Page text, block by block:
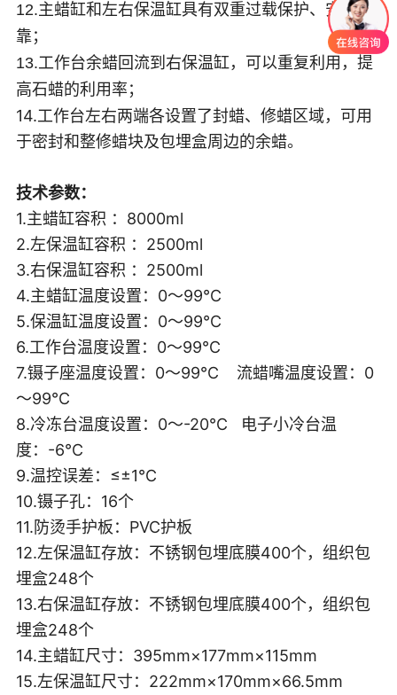
12.主蜡缸和左右保温缸具有双重过载保护、安全可
靠；
13.工作台余蜡回流到右保温缸，可以重复利用，提
高石蜡的利用率 ；
14.工作台左右两端各设置了封蜡、修蜡区域，可用
于密封和整修蜡块及包埋盒周边的余蜡。
技术参数：
1.主蜡缸容积 ：8000ml
2.左保温缸容积 ：2500ml
3.右保温缸容积 ：2500ml
4.主蜡缸温度设置：0～99℃
5.保温缸温度设置：0～99℃
6.工作台温度设置：0～99℃
7.镊子座温度设置：0～99℃ 流蜡嘴温度设置：0
～99℃
8.冷冻台温度设置：0～-20℃ 电子小冷台温
度：-6℃
9.温控误差：≤±1℃
10.镊子孔：16个
11.防烫手护板：PVC护板
12.左保温缸存放：不锈钢包埋底膜400个，组织包
埋盒248个
13.右保温缸存放：不锈钢包埋底膜400个，组织包
埋盒248个
14.主蜡缸尺寸：395mm×177mm×115mm
15.左保温缸尺寸：222mm×170mm×66.5mm